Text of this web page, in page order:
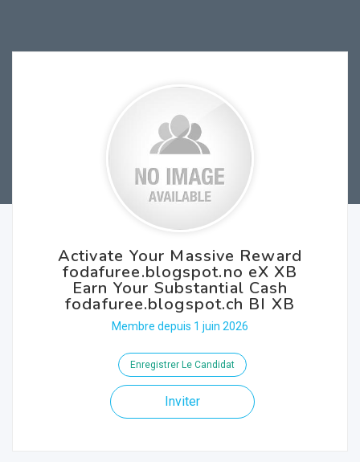
Activate Your Massive Reward
fodafuree.blogspot.no eX XB
Earn Your Substantial Cash
fodafuree.blogspot.ch BI XB
Membre depuis 1 juin 2026
Enregistrer Le Candidat
Inviter